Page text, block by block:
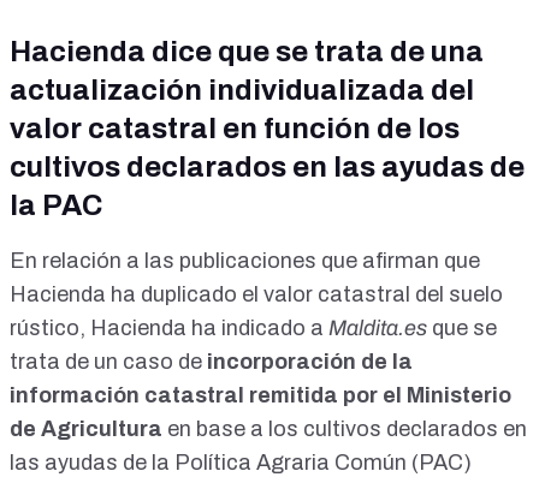
Hacienda dice que se trata de una
actualización individualizada del
valor catastral en función de los
cultivos declarados en las ayudas de
la PAC
En relación a las publicaciones que afirman que
Hacienda ha duplicado el valor catastral del suelo
rústico, Hacienda ha indicado a Maldita.es que se
trata de un caso de incorporación de la
información catastral remitida por el Ministerio
de Agricultura en base a los cultivos declarados en
las ayudas de la Política Agraria Común (PAC)